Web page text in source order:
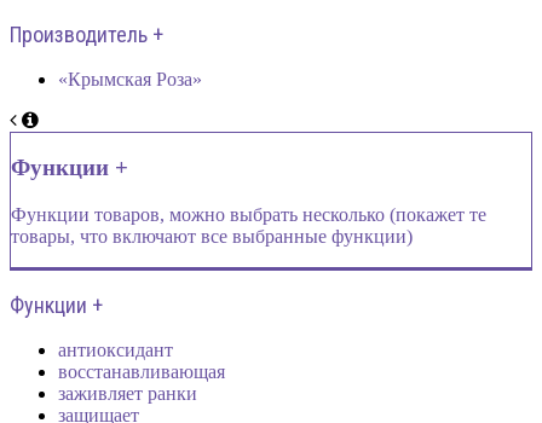
Производитель +
«Крымская Роза»
Функции +
Функции товаров, можно выбрать несколько (покажет те
товары, что включают все выбранные функции)
Функции +
антиоксидант
восстанавливающая
заживляет ранки
защищает